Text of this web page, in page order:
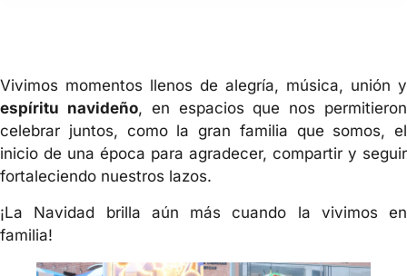
Vivimos momentos llenos de alegría, música, unión y
espíritu navideño, en espacios que nos permitieron
celebrar juntos, como la gran familia que somos, el
inicio de una época para agradecer, compartir y seguir
fortaleciendo nuestros lazos.
¡La Navidad brilla aún más cuando la vivimos en
familia!